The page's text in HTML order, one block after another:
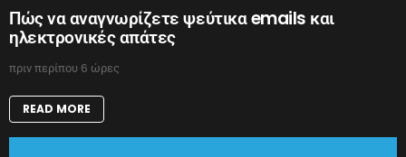
Πώς να αναγνωρίζετε ψεύτικα emails και
ηλεκτρονικές απάτες
πριν περίπου 6 ώρες
READ MORE